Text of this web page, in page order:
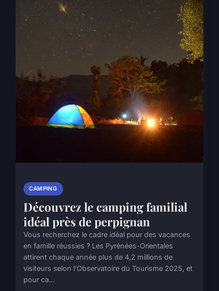
CAMPING
Découvrez le camping familial
idéal près de perpignan
Vous recherchez le cadre idéal pour des vacances
en famille réussies ? Les Pyrénées-Orientales
attirent chaque année plus de 4,2 millions de
visiteurs selon l'Observatoire du Tourisme 2025, et
pour ca...